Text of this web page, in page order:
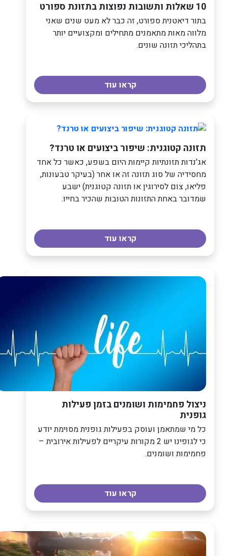
10 שאלות ותשובות נפוצות בתזונת ספורט
בתור דיאטנית ספורט, זה כבר לא מעט שנים שאני
מלווה מאות מתאמנים מתחילים ומקצועיים יותר
בתהליכי תזונה שונים.
קראו עוד
תזונה קטוגנית: שיפור ביצועים או טרנד?
אג'נדות תזונתיות קיימות היום בשפע, כאשר כל אחד
מחסידיה של סוג תזונה זה או אחר (בעיקר טבעונות,
פליאו, צום לסירוגין או תזונה קטוגנית) ישבע
שמדובר באחת התזונות הטובות שהכיר בחייו.
קראו עוד
ניצול פחמימות ושומנים בזמן פעילות
גופנית
כל מי שמתאמן ועוסק בפעילות גופנית מסוימת יודע
כי לגופינו יש 2 מקורות עיקריים לפעילות אירובית –
פחמימות ושומנים.
קראו עוד